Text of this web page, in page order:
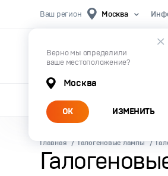
Ваш регион Москва
Верно мы определили
ваше местоположение?
Москва
ОК ИЗМЕНИТЬ
Первый Магазин Автомобильного
Все категории
Главная Галогеновые лампы